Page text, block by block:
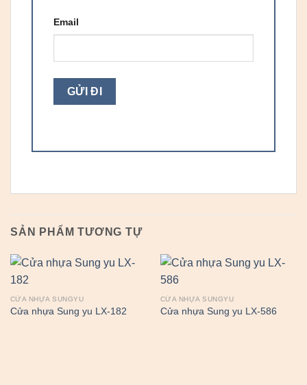
Email
SẢN PHẨM TƯƠNG TỰ
CỬA NHỰA SUNGYU
Cửa nhựa Sung yu LX-182
CỬA NHỰA SUNGYU
Cửa nhựa Sung yu LX-586